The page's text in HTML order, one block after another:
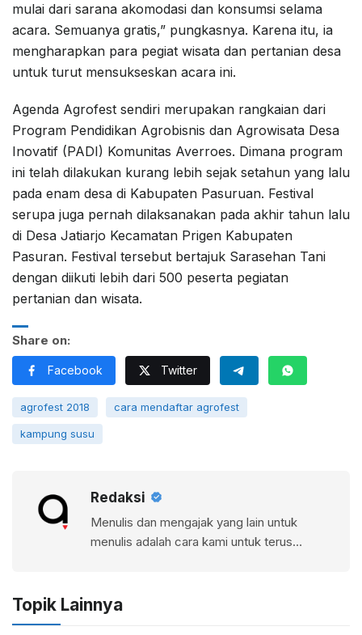
mulai dari sarana akomodasi dan konsumsi selama
acara. Semuanya gratis,” pungkasnya. Karena itu, ia
mengharapkan para pegiat wisata dan pertanian desa
untuk turut mensukseskan acara ini.
Agenda Agrofest sendiri merupakan rangkaian dari
Program Pendidikan Agrobisnis dan Agrowisata Desa
Inovatif (PADI) Komunitas Averroes. Dimana program
ini telah dilakukan kurang lebih sejak setahun yang lalu
pada enam desa di Kabupaten Pasuruan. Festival
serupa juga pernah dilaksanakan pada akhir tahun lalu
di Desa Jatiarjo Kecamatan Prigen Kabupaten
Pasuran. Festival tersebut bertajuk Sarasehan Tani
dengan diikuti lebih dari 500 peserta pegiatan
pertanian dan wisata.
Share on:
Facebook Twitter
agrofest 2018 cara mendaftar agrofest
kampung susu
Redaksi
Menulis dan mengajak yang lain untuk
menulis adalah cara kami untuk terus
menjadi inspirasi bagi siapapun.
Topik Lainnya